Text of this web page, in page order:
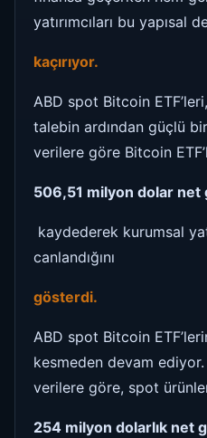
yatırımcıları bu yapısal
kaçırıyor.
ABD spot Bitcoin
talebin ardından güçlü
verilere göre Bitcoin
506,51 milyon dolar net
kaydederek kurumsal
canlandığını
gösterdi.
ABD spot Bitcoin
kesmeden devam
verilere göre, spot
254 milyon dolarlık net